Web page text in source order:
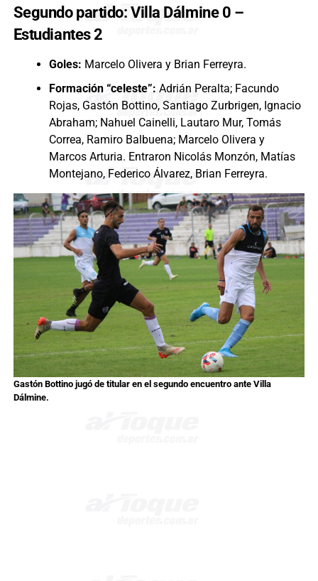
Segundo partido: Villa Dálmine 0 –
Estudiantes 2
Goles: Marcelo Olivera y Brian Ferreyra.
Formación “celeste”: Adrián Peralta; Facundo
Rojas, Gastón Bottino, Santiago Zurbrigen, Ignacio
Abraham; Nahuel Cainelli, Lautaro Mur, Tomás
Correa, Ramiro Balbuena; Marcelo Olivera y
Marcos Arturia. Entraron Nicolás Monzón, Matías
Montejano, Federico Álvarez, Brian Ferreyra.
Gastón Bottino jugó de titular en el segundo encuentro ante Villa
Dálmine.